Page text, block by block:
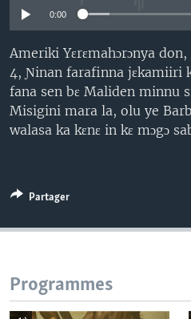
0:00
Ameriki Yɛrɛmahɔrɔnya
4, Ɲinan farafinna jɛkamiiri
fana sen bɛ Maliden minnu
Misigini mara la, olu ye
walasa ka kɛnɛ in kɛ mɔgɔ
Partager
Programmes